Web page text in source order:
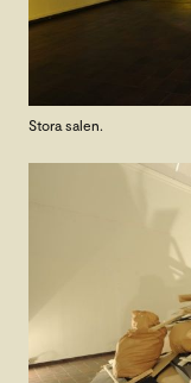
Stora salen.